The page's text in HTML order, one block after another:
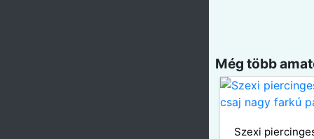
Még több
Szexi